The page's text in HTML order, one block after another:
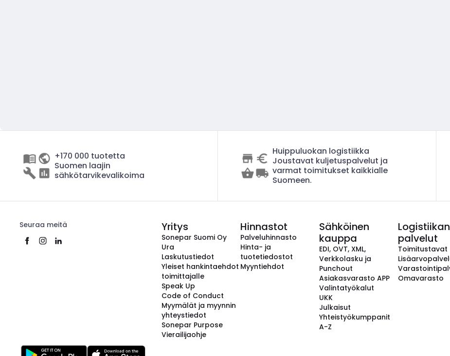
+170 000 tuotetta
Suomen laajin
sähkötarvikevalikoima
Huippuluokan logistiikka
Joustavat kuljetuspalvelut ja
varmat toimitukset kaikkialle
Suomeen.
Seuraa meitä Yritys
Sonepar Suomi Oy
Ura
Laskutustiedot
Yleiset hankintaehdot
toimittajalle
Speak Up
Code of Conduct
Myymälät ja myynnin
yhteystiedot
Sonepar Purpose
Vierailijaohje
Hinnastot
Palveluhinnasto
Hinta- ja
tuotetiedostot
Myyntiehdot
Sähköinen
kauppa
EDI, OVT, XML,
Verkkolasku ja
Punchout
Asiakasvarasto APP
Valintatyökalut
UKK
Julkaisut
Yhteistyökumppanit
A-Z
Logistiikan
palvelut
Toimitustavat
Omavarasto